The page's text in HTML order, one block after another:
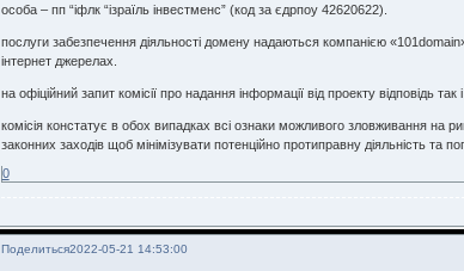
особа – пп “іфлк “ізраїль інвестменс” (код за єдрпоу 42620622).
послуги забезпечення діяльності домену надаються компанією
інтернет джерелах.
на офіційний запит комісії про надання інформації від проекту відповідь так
комісія констатує в обох випадках всі ознаки можливого зловживання
законних заходів щоб мінімізувати потенційно протиправну діяльність та
0
Поделиться2022-05-21 14:53:00